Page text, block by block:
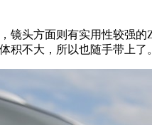
方面则有实用性较强的Z
积不大，所以也随手带上了。